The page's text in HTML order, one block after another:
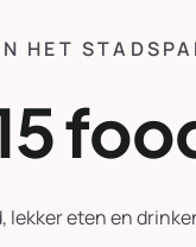
HET
lekker eten en